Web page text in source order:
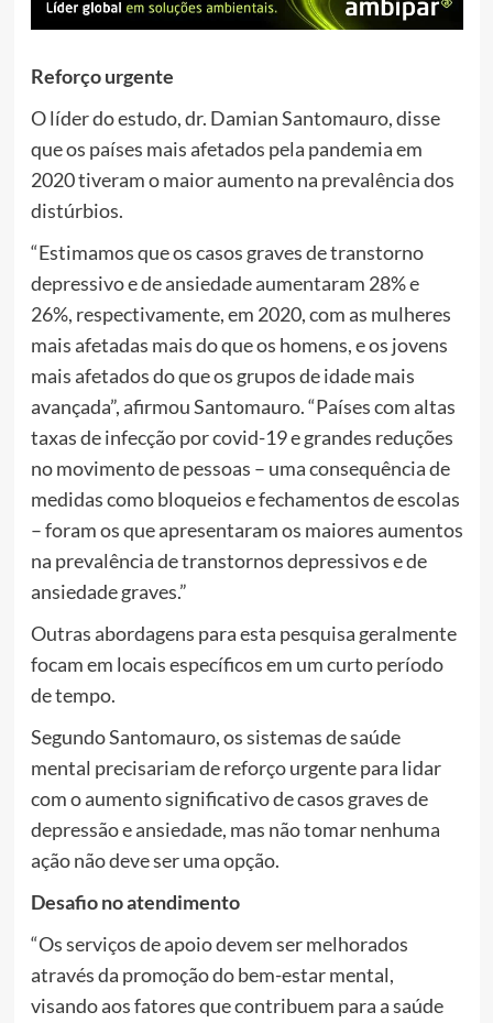
Reforço urgente
O líder do estudo, dr. Damian Santomauro, disse
que os países mais afetados pela pandemia em
2020 tiveram o maior aumento na prevalência dos
distúrbios.
“Estimamos que os casos graves de transtorno
depressivo e de ansiedade aumentaram 28% e
26%, respectivamente, em 2020, com as mulheres
mais afetadas mais do que os homens, e os jovens
mais afetados do que os grupos de idade mais
avançada”, afirmou Santomauro. “Países com altas
taxas de infecção por covid-19 e grandes reduções
no movimento de pessoas – uma consequência de
medidas como bloqueios e fechamentos de escolas
– foram os que apresentaram os maiores aumentos
na prevalência de transtornos depressivos e de
ansiedade graves.”
Outras abordagens para esta pesquisa geralmente
focam em locais específicos em um curto período
de tempo.
Segundo Santomauro, os sistemas de saúde
mental precisariam de reforço urgente para lidar
com o aumento significativo de casos graves de
depressão e ansiedade, mas não tomar nenhuma
ação não deve ser uma opção.
Desafio no atendimento
“Os serviços de apoio devem ser melhorados
através da promoção do bem-estar mental,
visando aos fatores que contribuem para a saúde